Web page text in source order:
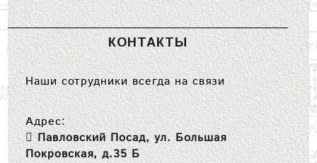
КОНТАКТЫ
Наши сотрудники всегда на связи
Адрес:
Павловский Посад, ул. Большая
Покровская, д.35 Б